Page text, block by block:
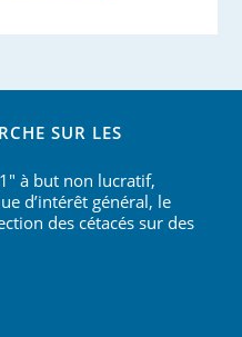
SUR LES
à but non lucratif,
d’intérêt général, le
des cétacés sur des